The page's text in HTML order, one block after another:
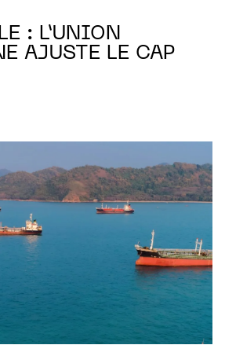
: L’UNION
AJUSTE LE CAP